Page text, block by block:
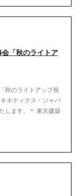
「秋のライトア
秋のライトアップ視
ネティクス・ジャパ
します。＊ 東京建築